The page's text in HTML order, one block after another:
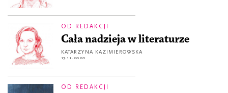
OD REDAKCJI
Cała nadzieja w literaturze
KATARZYNA KAZIMIEROWSKA
17.11.2020
OD REDAKCJI